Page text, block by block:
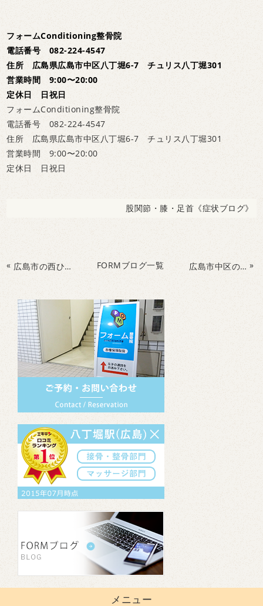
フォームConditioning整骨院
電話番号 082-224-4547
住所 広島県広島市中区八丁堀6-7 チュリス八丁堀301
営業時間 9:00〜20:00
定休日 日祝日
フォームConditioning整骨院
電話番号 082-224-4547
住所 広島県広島市中区八丁堀6-7 チュリス八丁堀301
営業時間 9:00〜20:00
定休日 日祝日
股関節・膝・足首《症状ブログ》
« 広島市の西ひろしま整骨院にて整体を体験しました。 FORMブログ一覧 広島市中区の整骨院で腰痛改善＆パーソナルトレーニングで女性らしい健康的な身体づくり »
メニュー